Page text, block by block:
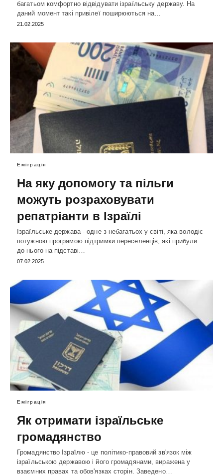
багатьом комфортно відвідувати ізраїльську державу. На
даний момент такі привілеї поширюються на…
21.02.2025
Еміграція
На яку допомогу та пільги
можуть розраховувати
репатріанти в Ізраїлі
Ізраїльське держава - одне з небагатьох у світі, яка володіє
потужною програмою підтримки переселенців, які прибули
до нього на підставі…
07.02.2025
Еміграція
Як отримати ізраїльське
громадянство
Громадянство Ізраїлю - це політико-правовий зв'язок між
ізраїльською державою і його громадянами, виражена у
взаємних правах та обов'язках сторін. Заведено…